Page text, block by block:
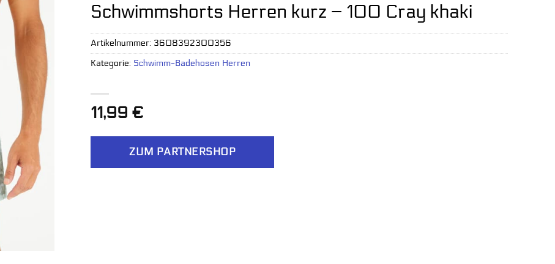
Schwimmshorts Herren kurz – 100 Cray khaki
11,99€
ZUM PARTNERSHOP
Artikelnummer: 3608392300356
Kategorie: Schwimm-Badehosen Herren